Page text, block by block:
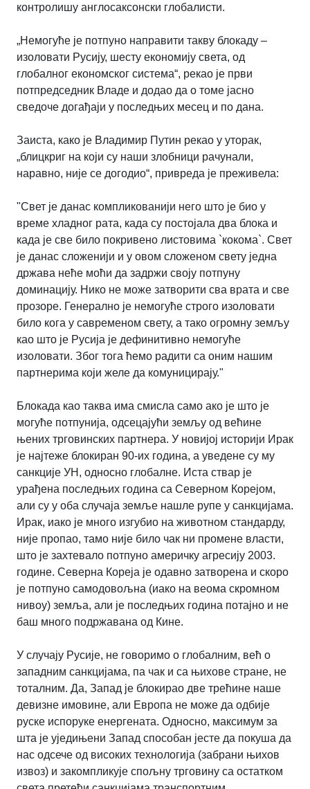
контролишу англосаксонски глобалисти.
„Немогуће је потпуно направити такву блокаду –
изоловати Русију, шесту економију света, од
глобалног економског система“, рекао је први
потпредседник Владе и додао да о томе јасно
сведоче догађаји у последњих месец и по дана.
Заиста, како је Владимир Путин рекао у уторак,
„блицкриг на који су наши злобници рачунали,
наравно, није се догодио“, привреда је преживела:
"Свет је данас компликованији него што је био у
време хладног рата, када су постојала два блока и
када је све било покривено листовима `кокома`. Свет
је данас сложенији и у овом сложеном свету једна
држава неће моћи да задржи своју потпуну
доминацију. Нико не може затворити сва врата и све
прозоре. Генерално је немогуће строго изоловати
било кога у савременом свету, а тако огромну земљу
као што је Русија је дефинитивно немогуће
изоловати. Због тога ћемо радити са оним нашим
партнерима који желе да комуницирају."
Блокада као таква има смисла само ако је што је
могуће потпунија, одсецајући земљу од већине
њених трговинских партнера. У новијој историји Ирак
је најтеже блокиран 90-их година, а уведене су му
санкције УН, односно глобалне. Иста ствар је
урађена последњих година са Северном Корејом,
али су у оба случаја земље нашле рупе у санкцијама.
Ирак, иако је много изгубио на животном стандарду,
није пропао, тамо није било чак ни промене власти,
што је захтевало потпуно америчку агресију 2003.
године. Северна Кореја је одавно затворена и скоро
је потпуно самодовољна (иако на веома скромном
нивоу) земља, али је последњих година потајно и не
баш много подржавана од Кине.
У случају Русије, не говоримо о глобалним, већ о
западним санкцијама, па чак и са њихове стране, не
тоталним. Да, Запад је блокирао две трећине наше
девизне имовине, али Европа не може да одбије
руске испоруке енергената. Односно, максимум за
шта је уједињени Запад способан јесте да покуша да
нас одсече од високих технологија (забрани њихов
извоз) и закомпликује спољну трговину са остатком